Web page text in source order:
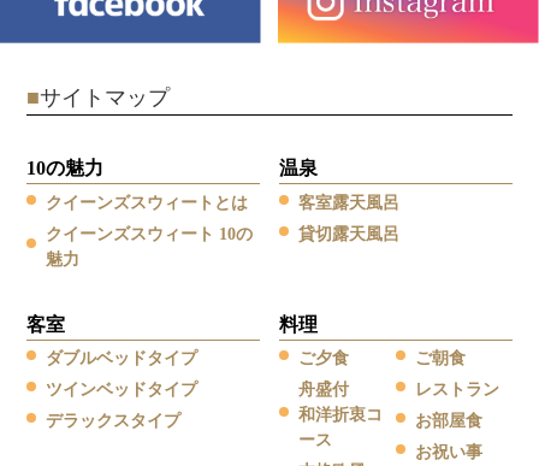
■サイトマップ
10の魅力
クイーンズスウィートとは
クイーンズスウィート 10の
魅力
温泉
客室露天風呂
貸切露天風呂
客室
ダブルベッドタイプ
ツインベッドタイプ
デラックスタイプ
料理
ご夕食
舟盛付
和洋折衷コ
ース
ご朝食
レストラン
お部屋食
お祝い事